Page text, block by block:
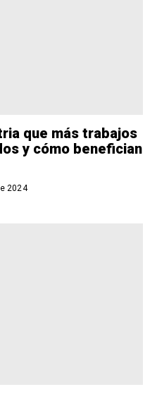
que más trabajos
y cómo benefician
2024